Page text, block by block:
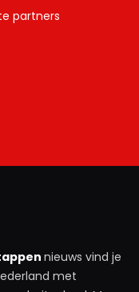
partners
nieuws vind je
met